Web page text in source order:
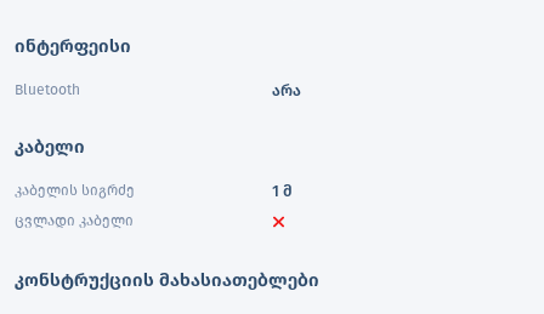
ინტერფეისი
Bluetooth არა
კაბელი
კაბელის სიგრძე 1 მ
ცვლადი კაბელი
კონსტრუქციის მახასიათებლები